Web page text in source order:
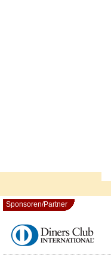
Sponsoren/Partner